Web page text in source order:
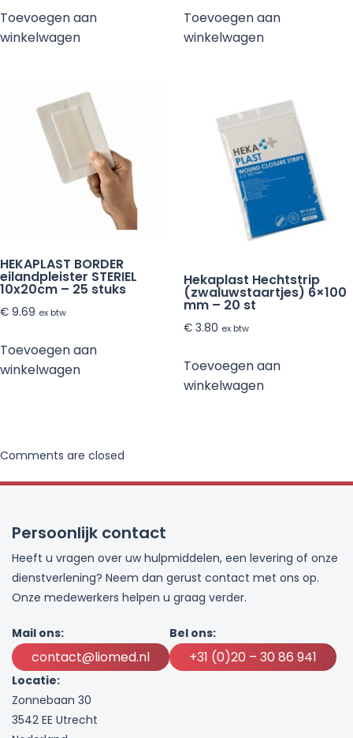
Toevoegen aan
winkelwagen
Toevoegen aan
winkelwagen
HEKAPLAST BORDER
eilandpleister STERIEL
10x20cm – 25 stuks
€ 9.69 ex btw
Toevoegen aan
winkelwagen
Hekaplast Hechtstrip
(zwaluwstaartjes) 6×100
mm – 20 st
€3.80 ex btw
Toevoegen aan
winkelwagen
Comments are closed
Persoonlijk contact
Heeft u vragen over uw hulpmiddelen, een levering of onze
dienstverlening? Neem dan gerust contact met ons op.
Onze medewerkers helpen u graag verder.
Mail ons:
contact@liomed.nl
Bel ons:
+31 (0)20 – 30 86 941
Locatie:
Zonnebaan 30
3542 EE Utrecht